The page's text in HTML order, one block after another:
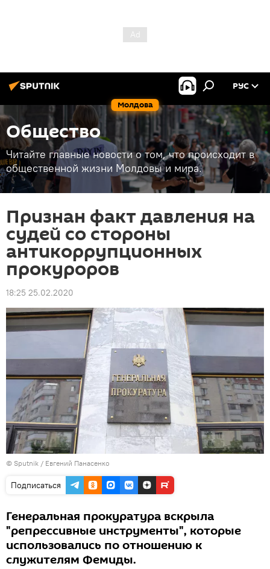
Молдова
РУС
Общество
Читайте главные новости о том, что происходит в
общественной жизни Молдовы и мира.
Признан факт давления на
судей со стороны
антикоррупционных
прокуроров
18:25 25.02.2020
© Sputnik / Евгений Панасенко
Подписаться
Генеральная прокуратура вскрыла
"репрессивные инструменты", которые
использовались по отношению к
служителям Фемиды.